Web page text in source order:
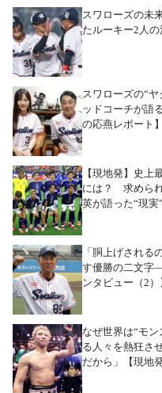
スワローズの未
たルーキー2人の
スワローズの“
ッドコーチが語
の応燕レポート】
【現地発】史
には？ 求めら
英が語った“現実
「胴上げされる
す優勝の二文字
ンタビュー（2）
なぜ世界は“モ
る人々を熱狂さ
だから」【現地発